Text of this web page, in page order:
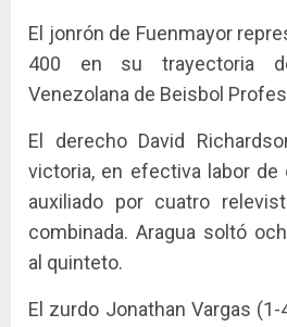
El jonrón de Fuenmayor
400 en su trayectoria
Venezolana de Beisbol
El derecho David
victoria, en efectiva labor de
auxiliado por cuatro
combinada. Aragua soltó
al quinteto.
El zurdo Jonathan Vargas